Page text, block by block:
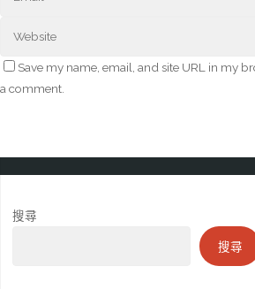
Save my name, email, and site URL in my
a comment.
搜尋
搜尋